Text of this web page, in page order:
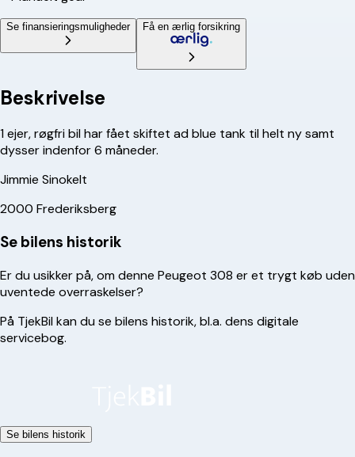
Se finansieringsmuligheder Få en ærlig forsikring
Beskrivelse
1 ejer, røgfri bil har fået skiftet ad blue tank til helt ny samt
dysser indenfor 6 måneder.
Jimmie Sinokelt
2000 Frederiksberg
Se bilens historik
Er du usikker på, om denne Peugeot 308 er et trygt køb uden
uventede overraskelser?
På TjekBil kan du se bilens historik, bl.a. dens digitale
servicebog.
Se bilens historik